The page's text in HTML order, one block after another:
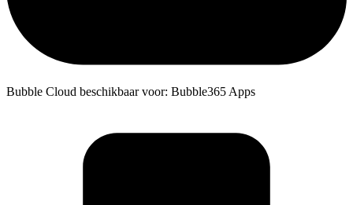
Bubble Cloud beschikbaar voor: Bubble365 Apps